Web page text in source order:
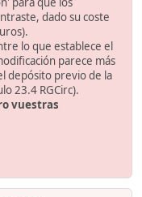
dado su coste
lo que establece el
parece más
depósito previo de la
23.4 RGCirc).
vuestras